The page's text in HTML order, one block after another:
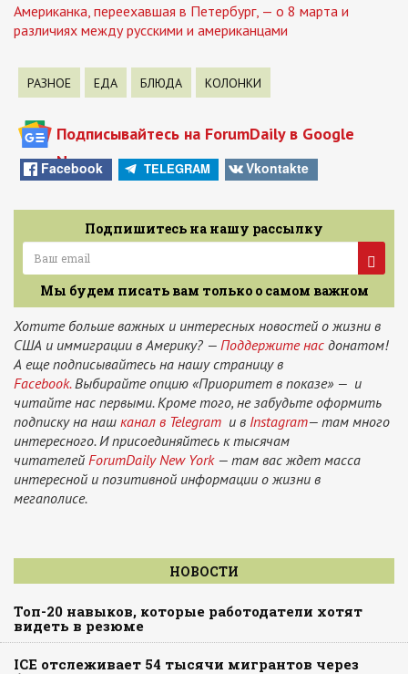
Американка, переехавшая в Петербург, — о 8 марта и
различиях между русскими и американцами
РАЗНОЕ ЕДА БЛЮДА КОЛОНКИ
Подписывайтесь на ForumDaily в Google
News
Facebook TELEGRAM Vkontakte
Подпишитесь на нашу рассылку
Мы будем писать вам только о самом важном
Хотите больше важных и интересных новостей о жизни в
США и иммиграции в Америку? — Поддержите нас донатом!
А еще подписывайтесь на нашу страницу в
Facebook.Выбирайте опцию «Приоритет в показе» — и
читайте нас первыми. Кроме того, не забудьте оформить
подписку на наш канал в Telegram и в Instagram— там много
интересного. И присоединяйтесь к тысячам
читателей ForumDaily New York— там вас ждет масса
интересной и позитивной информации о жизни в
мегаполисе.
НОВОСТИ
Топ-20 навыков, которые работодатели хотят
видеть в резюме
ICE отслеживает 54 тысячи мигрантов через